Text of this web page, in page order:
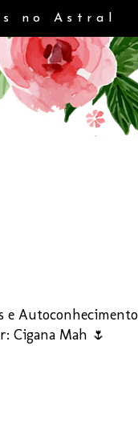
e
Cigana Mah 🌷
no Astral